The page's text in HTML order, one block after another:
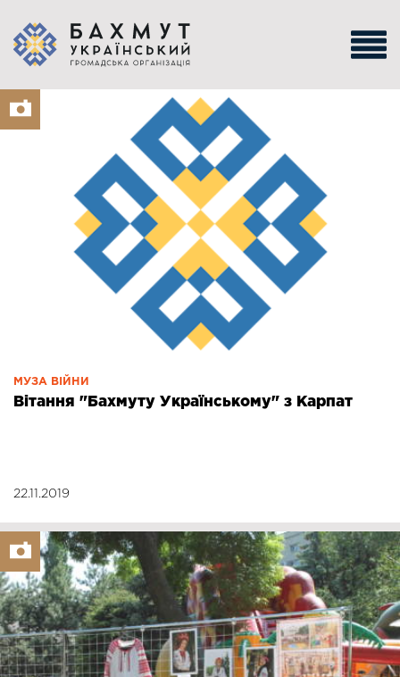
МУЗА ВІЙНИ
Вітання "Бахмуту Українському" з Карпат
22.11.2019